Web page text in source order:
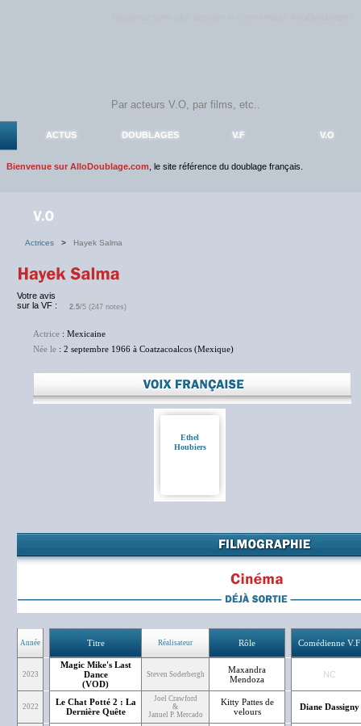
ACTUS DOUBLAGES V.F V.O
Bienvenue sur AlloDoublage.com , le site référence du doublage français.
Actrices > Hayek Salma
Votre avis
sur la VF :
2.5/5 (247 notes)
Actrice : Mexicaine
Née le : 2 septembre 1966 à Coatzacoalcos (Mexique)
Ethel
Houbiers
Année Titre Réalisateur Rôle Comédienne V.F
2023
Magic Mike's Last
Dance
(VOD)
Steven Soderbergh
Maxandra
Mendoza
NC
2022
Le Chat Potté 2 : La
Dernière Quête
Joel Crawford
&
Januel P. Mercado
Kitty Pattes de
velours
Diane Dassigny